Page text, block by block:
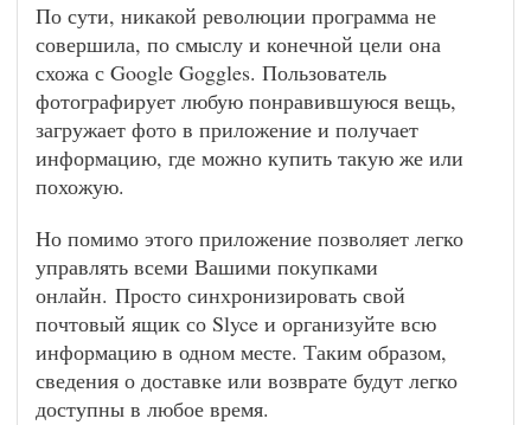
По сути, никакой революции программа не
совершила, по смыслу и конечной цели она
схожа с Google Goggles. Пользователь
фотографирует любую понравившуюся вещь,
загружает фото в приложение и получает
информацию, где можно купить такую же или
похожую.
Но помимо этого приложение позволяет легко
управлять всеми Вашими покупками
онлайн. Просто синхронизировать свой
почтовый ящик со Slyce и организуйте всю
информацию в одном месте. Таким образом,
сведения о доставке или возврате будут легко
доступны в любое время.